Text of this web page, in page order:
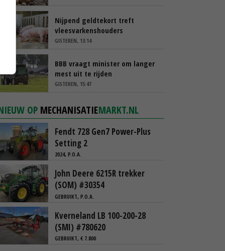
Nijpend geldtekort treft
vleesvarkenshouders
GISTEREN, 13:14
BBB vraagt minister om langer
mest uit te rijden
GISTEREN, 15:47
OP MECHANISATIEMARKT.NL
Fendt 728 Gen7 Power-Plus
Setting 2
2024, P.O.A.
John Deere 6215R trekker
(SOM) #30354
GEBRUIKT, P.O.A.
Kverneland LB 100-200-28
(SMI) #780620
GEBRUIKT, € 7.800